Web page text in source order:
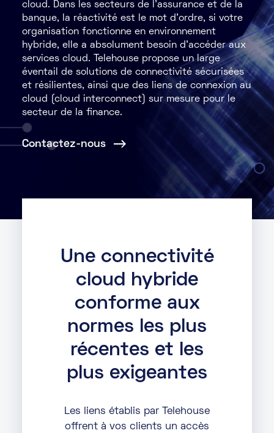
Contactez-nous
À propos
Marketplace
Ressources
Partenaires
Événements
FR
cloud. Dans les secteurs de l’assurance et de la
banque, la réactivité est le mot d’ordre, si votre
organisation fonctionne en environnement
hybride, elle a absolument besoin d’accéder aux
services cloud. Telehouse propose un large
éventail de solutions de connectivité sécurisées
et résilientes, ainsi que des liens de connexion au
cloud (cloud interconnect) sur mesure pour le
secteur de la finance.
Contactez-nous
Une connectivité
cloud hybride
conforme aux
normes les plus
récentes et les
plus exigeantes
Les liens établis par Telehouse
offrent à vos clients un accès